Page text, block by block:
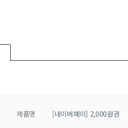
제품명 [네이버페이] 2,000원권